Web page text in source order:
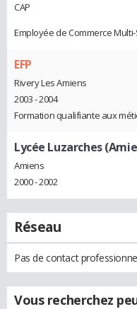
CAP
Employée de Commerce
EFP
Rivery Les Amiens
2003 - 2004
Formation qualifiante aux
Lycée Luzarches
Amiens
2000 - 2002
Réseau
Pas de contact
Vous recherchez